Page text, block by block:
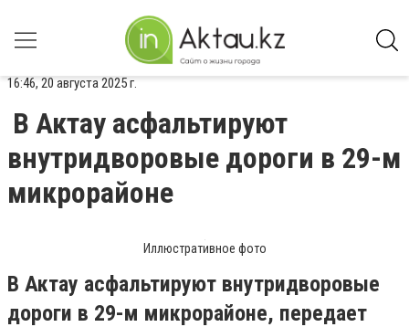
16:46, 20 августа 2025 г.
В Актау асфальтируют
внутридворовые дороги в 29-м
микрорайоне
Иллюстративное фото
В Актау асфальтируют внутридворовые
дороги в 29-м микрорайоне, передает